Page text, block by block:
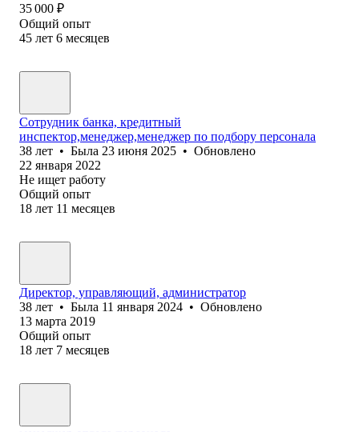
35 000 ₽
Общий опыт
45 лет 6 месяцев
Сотрудник банка, кредитный
инспектор,менеджер,менеджер по подбору персонала
38 лет • Была 23 июня 2025 • Обновлено
22 января 2022
Не ищет работу
Общий опыт
18 лет 11 месяцев
Директор, управляющий, администратор
38 лет • Была 11 января 2024 • Обновлено
13 марта 2019
Общий опыт
18 лет 7 месяцев